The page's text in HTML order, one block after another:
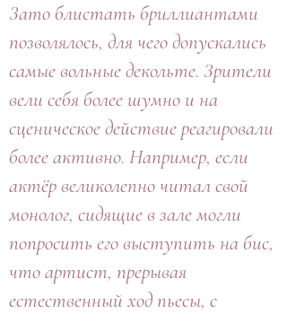
Зато блистать бриллиантами
позволялось, для чего допускались
самые вольные декольте. Зрители
вели себя более шумно и на
сценическое действие реагировали
более активно. Например, если
актёр великолепно читал свой
монолог, сидящие в зале могли
попросить его выступить на бис,
что артист, прерывая
естественный ход пьесы, с